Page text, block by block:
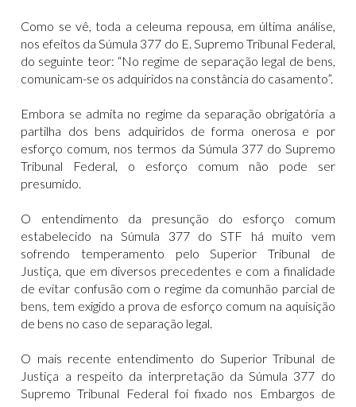
Como se vê, toda a celeuma repousa, em última análise,
nos efeitos da Súmula 377 do E. Supremo Tribunal Federal,
do seguinte teor: “No regime de separação legal de bens,
comunicam-se os adquiridos na constância do casamento”.
Embora se admita no regime da separação obrigatória a
partilha dos bens adquiridos de forma onerosa e por
esforço comum, nos termos da Súmula 377 do Supremo
Tribunal Federal, o esforço comum não pode ser
presumido.
O entendimento da presunção do esforço comum
estabelecido na Súmula 377 do STF há muito vem
sofrendo temperamento pelo Superior Tribunal de
Justiça, que em diversos precedentes e com a finalidade
de evitar confusão com o regime da comunhão parcial de
bens, tem exigido a prova de esforço comum na aquisição
de bens no caso de separação legal.
O mais recente entendimento do Superior Tribunal de
Justiça a respeito da interpretação da Súmula 377 do
Supremo Tribunal Federal foi fixado nos Embargos de